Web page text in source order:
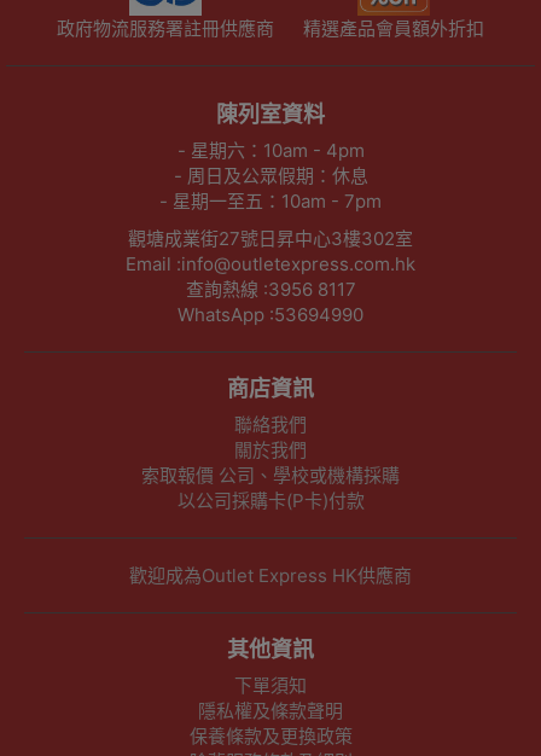
政府物流服務署註冊供應商 精選產品會員額外折扣
陳列室資料
- 星期六：10am - 4pm
- 周日及公眾假期：休息
- 星期一至五：10am - 7pm
觀塘成業街27號日昇中心3樓302室
Email :info@outletexpress.com.hk
查詢熱線 :3956 8117
WhatsApp :53694990
商店資訊
聯絡我們
關於我們
索取報價 公司、學校或機構採購
以公司採購卡(P卡)付款
歡迎成為Outlet Express HK供應商
其他資訊
下單須知
隱私權及條款聲明
保養條款及更換政策